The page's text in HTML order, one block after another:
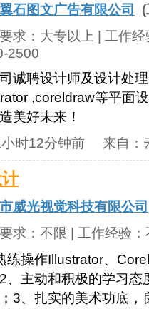
石图文广告有限公司
求： 大专以上 | 工作
2500
诚聘设计师及设计处
,coreldraw等平面
美好未来！
时12分钟前 来自：
威光视觉科技有限公司
求： 不限 | 工作经验：
练操作Illustrator、
、主动和积极的学习态
3、扎实的美术功底